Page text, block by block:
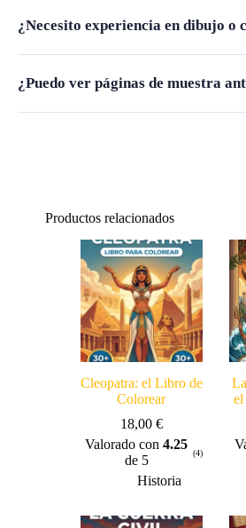
¿Necesito experiencia en dibujo o
¿Puedo ver páginas de muestra
Productos relacionados
Cleopatra: el Libro de
Colorear
18,00 €
Valorado con4.25
de 5
(4)
Historia